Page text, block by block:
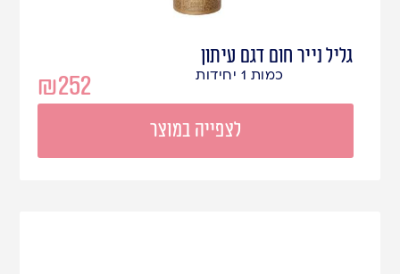
גליל נייר חום דגם עיתון
₪252 כמות 1 יחידות
לצפייה במוצר